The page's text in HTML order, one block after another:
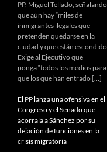
PP, Miguel Tellado, señalando
que aún hay “miles de
inmigrantes ilegales que
pretenden quedarse en la
ciudad y que están
Exige al Ejecutivo que
ponga “todos los medios para
que los que han entrado […]
El PP lanza una ofensiva en el
Congreso y el Senado que
acorrala a Sánchez por su
dejación de funciones en la
crisis migratoria